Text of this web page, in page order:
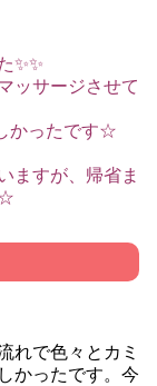
✨✨
ッサージさせて
かったです☆
ますが、帰省ま
☆
れで色々とカミ
かったです。今